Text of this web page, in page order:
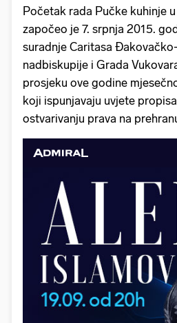
Početak rada Pučke kuhinje
započeo je 7. srpnja 2015.
suradnje Caritasa
nadbiskupije i Grada
prosjeku ove godine
koji ispunjavaju uvjete
ostvarivanju prava na